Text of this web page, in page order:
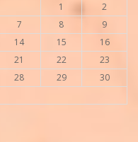
1
2
7 8
9
14 15
16
21 22
23
28 29
30